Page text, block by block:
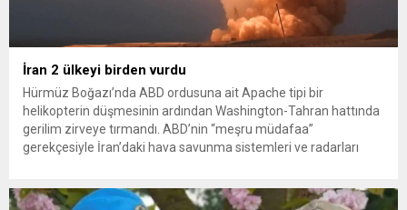
İran 2 ülkeyi birden vurdu
Hürmüz Boğazı’nda ABD ordusuna ait Apache tipi bir
helikopterin düşmesinin ardından Washington-Tahran hattında
gerilim zirveye tırmandı. ABD’nin “meşru müdafaa”
gerekçesiyle İran’daki hava savunma sistemleri ve radarları
yeni bir ABD saldırısına anında yanıt verileceğini duyurdu....